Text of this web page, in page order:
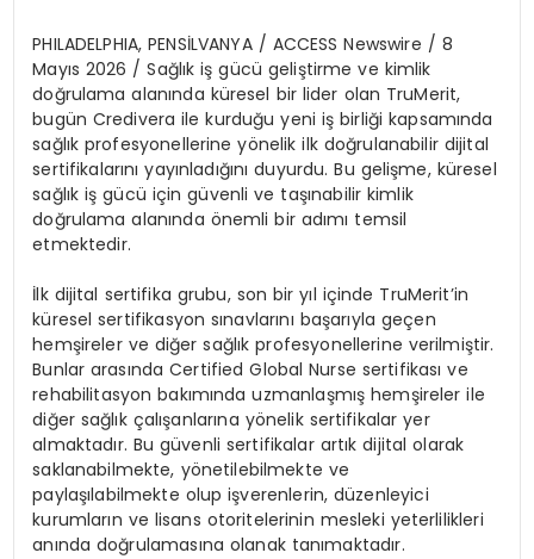
PHILADELPHIA, PENSİLVANYA / ACCESS Newswire / 8
Mayıs 2026 / Sağlık işgücü geliştirme ve kimlik
doğrulama alanında küresel bir lider olan TruMerit,
bugün Credivera ile kurduğu yeni işbirliği kapsamında
sağlık profesyonellerine yönelik ilk doğrulanabilir dijital
sertifikalarınıyayınladığınıduyurdu. Bu gelişme, küresel
sağlık işgücü için güvenli ve taşınabilir kimlik
doğrulama alanında önemli bir adımı temsil
etmektedir.
İlk dijital sertifika grubu, son bir yıl içinde TruMerit’in
küresel sertifikasyon sınavlarını başarıyla geçen
hemşireler ve diğer sağlık profesyonellerine verilmiştir.
Bunlar arasındaCertified Global Nurse sertifikasıve
rehabilitasyon bakımında uzmanlaşmışhemşireler ile
diğer sağlık çalışanlarına yönelik sertifikalar yer
almaktadır. Bu güvenli sertifikalar artık dijital olarak
saklanabilmekte, yönetilebilmekte ve
paylaşılabilmekte olup işverenlerin, düzenleyici
kurumların ve lisans otoritelerinin mesleki yeterlilikleri
anında doğrulamasına olanak tanımaktadır.